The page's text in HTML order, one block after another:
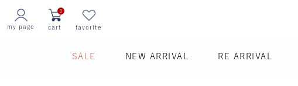
my page cart
0
favorite
SALE NEW ARRIVAL RE ARRIVAL